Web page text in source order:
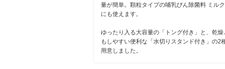
量が簡単。顆粒タイプの哺乳びん除菌料 ミル
にも使えます。
ゆったり入る大容量の「トング付き」と、乾燥
もしやすい便利な「水切りスタンド付き」の2
用意しました。